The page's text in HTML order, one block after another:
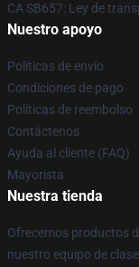
CA SB657: Ley de
Nuestro apoyo
Políticas de envío
Condiciones de pago
Políticas de reembolso
Contáctenos
Ayuda al cliente (FAQ)
Mayorista
Nuestra tienda
Ofrecemos productos
nuestro equipo de